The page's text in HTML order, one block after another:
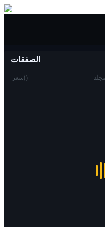
الصفقات
سعر()